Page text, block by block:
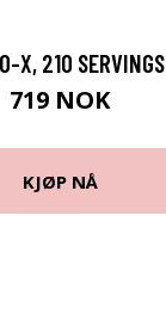
X, 210 SERVINGS
719 NOK
KJØP NÅ